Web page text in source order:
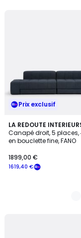
Prix exclusif
LA REDOUTE
Canapé droit, 5 places,
en bouclette fine, FANO
1619,40 €
1899,00 €
3
Couleurs